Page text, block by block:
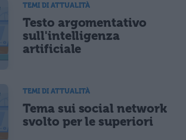
TEMI DI ATTUALITÀ
Testo argomentativo
sull'intelligenza
artificiale
TEMI DI ATTUALITÀ
Tema sui social network
svolto per le superiori